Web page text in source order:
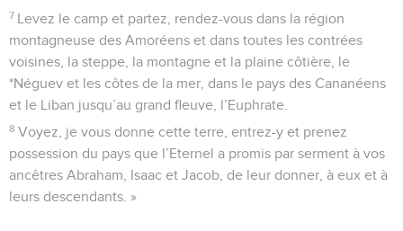
7 Levez le camp et partez, rendez-vous dans la région
montagneuse des Amoréens et dans toutes les contrées
voisines, la steppe, la montagne et la plaine côtière, le
*Néguev et les côtes de la mer, dans le pays des Cananéens
et le Liban jusqu’au grand fleuve, l’Euphrate.
8 Voyez, je vous donne cette terre, entrez-y et prenez
possession du pays que l’Eternel a promis par serment à vos
ancêtres Abraham, Isaac et Jacob, de leur donner, à eux et à
leurs descendants. »